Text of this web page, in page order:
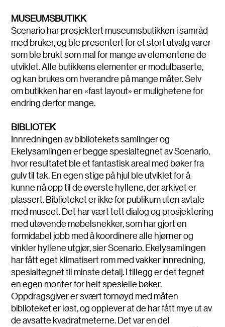
MUSEUMSBUTIKK
Scenario har prosjektert museumsbutikken i samråd
med bruker, og ble presentert for et stort utvalg varer
som ble brukt som mal for mange av elementene de
utviklet. Alle butikkens elementer er modulbaserte,
og kan brukes om hverandre på mange måter. Selv
om butikken har en «fast layout» er mulighetene for
endring derfor mange.
BIBLIOTEK
Innredningen av bibliotekets samlinger og
Ekelysamlingen er begge spesialtegnet av Scenario,
hvor resultatet ble et fantastisk areal med bøker fra
gulv til tak. En egen stige på hjul ble utviklet for å
kunne nå opp til de øverste hyllene, der arkivet er
plassert. Biblioteket er ikke for publikum uten avtale
med museet. Det har vært tett dialog og prosjektering
med utøvende møbelsnekker, som har gjort en
formidabel jobb med å koordinere alle hjørner og
vinkler hyllene utgjør, sier Scenario. Ekelysamlingen
har fått eget klimatisert rom med vakker innredning,
spesialtegnet til minste detalj. I tillegg er det tegnet
en egen monter for helt spesielle bøker.
Oppdragsgiver er svært fornøyd med måten
biblioteket er løst, og opplever at de har fått mye ut av
de avsatte kvadratmeterne. Det var en del